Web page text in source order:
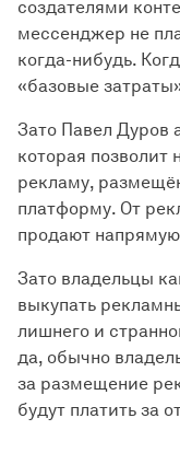
создателями
мессенджер не
когда-нибудь.
«базовые
Зато Павел Дуров
которая позволит
рекламу,
платформу. От
продают
Зато владельцы
выкупать
лишнего и
да, обычно
за размещение
будут платить за